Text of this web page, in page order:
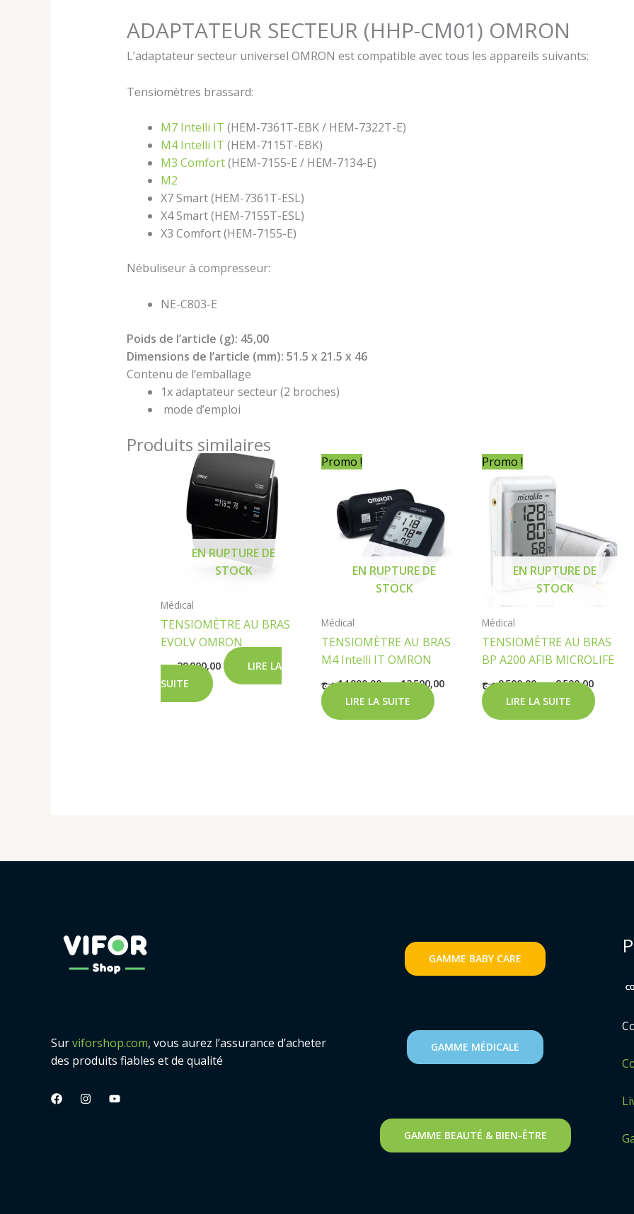
ADAPTATEUR SECTEUR (HHP-CM01) OMRON
L’adaptateur secteur universel OMRON est compatible avec tous les appareils suivants:
Tensiomètres brassard:
M7 Intelli IT (HEM-7361T-EBK / HEM-7322T-E)
M4 Intelli IT (HEM-7115T-EBK)
M3 Comfort(HEM-7155-E / HEM-7134-E)
M2
X7 Smart (HEM-7361T-ESL)
X4 Smart (HEM-7155T-ESL)
X3 Comfort (HEM-7155-E)
Nébuliseur à compresseur:
NE-C803-E
Poids de l’article (g): 45,00
Dimensions de l’article (mm): 51.5 x 21.5 x 46
Contenu de l’emballage
1x adaptateur secteur (2 broches)
mode d’emploi
Produits similaires
EN RUPTURE DE
STOCK
Médical
TENSIOMÈTRE AU BRAS
EVOLV OMRON
29 900,00 د.ج
LIRE LA
SUITE
Promo !
EN RUPTURE DE
STOCK
Médical
TENSIOMÈTRE AU BRAS
M4 Intelli IT OMRON
14 900,00 د.ج
était :
14 900,00 د.ج.
13 500,00 د.ج
LIRE LA SUITE
Promo !
EN RUPTURE DE
STOCK
Médical
TENSIOMÈTRE AU BRAS
BP A200 AFIB MICROLIFE
9 500,00 د.ج
initial
était :
8 500,00 د.ج
LIRE LA SUITE
Surviforshop.com, vous aurez l’assurance d’acheter
des produits fiables et de qualité
GAMME BABY CARE
GAMME MÉDICALE
GAMME BEAUTÉ & BIEN-ÊTRE